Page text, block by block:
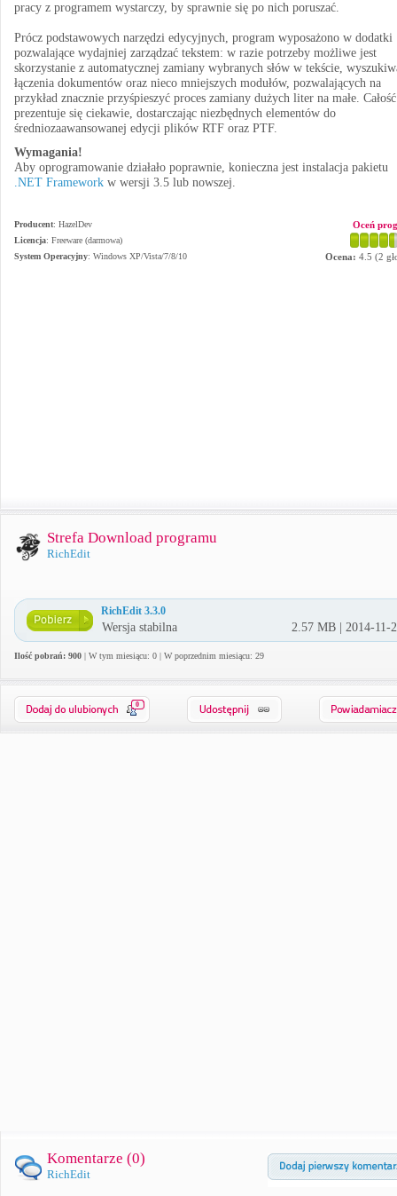
pracy z programem wystarczy, by sprawnie się po nich poruszać.
Prócz podstawowych narzędzi edycyjnych, program wyposażono w dodatki
pozwalające wydajniej zarządzać tekstem: w razie potrzeby możliwe jest
skorzystanie z automatycznej zamiany wybranych słów w tekście,
łączenia dokumentów oraz nieco mniejszych modułów, pozwalających na
przykład znacznie przyśpieszyć proces zamiany dużych liter na małe. Całość
prezentuje się ciekawie, dostarczając niezbędnych elementów do
średniozaawansowanej edycji plików RTF oraz PTF.
Wymagania!
Aby oprogramowanie działało poprawnie, konieczna jest instalacja pakietu
.NET Framework w wersji 3.5 lub nowszej.
Producent: HazelDev
Licencja: Freeware (darmowa)
System Operacyjny: Windows XP/Vista/7/8/10
Oceń
Ocena: 4.5 (2
Strefa Download programu
RichEdit
RichEdit 3.3.0
Wersja stabilna 2.57 MB | 2014-11-
Ilość pobrań: 900 | W tym miesiącu: 0 | W poprzednim miesiącu: 29
0
Komentarze (0)
RichEdit